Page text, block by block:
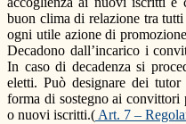
buon clima di relazione tra
ogni utile azione di
Decadono dall’incarico i
In caso di decadenza si
eletti. Può designare dei
forma di sostegno ai
o nuovi iscritti.( Art. 7 –